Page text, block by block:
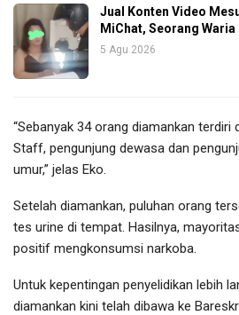
Jual Konten Video
MiChat, Seorang
5 Agu 2026
“Sebanyak 34 orang diamankan terdiri
Staff, pengunjung dewasa dan
umur,” jelas Eko.
Setelah diamankan, puluhan orang
tes urine di tempat. Hasilnya,
positif mengkonsumsi narkoba.
Untuk kepentingan penyelidikan lebih
diamankan kini telah dibawa ke